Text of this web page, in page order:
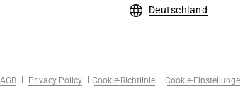
Deutschland
AGB Privacy Policy Cookie-Richtlinie Cookie-Einstellunge